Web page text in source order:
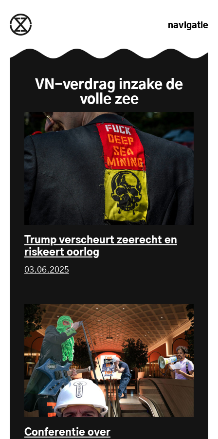
navigatie
VN-verdrag inzake de
volle zee
Trump verscheurt zeerecht en
riskeert oorlog
03.06.2025
Conferentie over